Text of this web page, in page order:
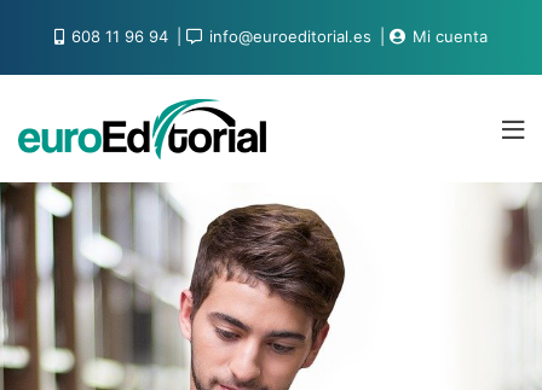
608 11 96 94 info@euroeditorial.es Mi cuenta